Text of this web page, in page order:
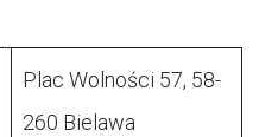
Plac Wolności 57, 58-
260 Bielawa